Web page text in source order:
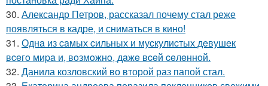
30. Александр Петров, рассказал почему стал реже
появляться в кадре, и сниматься в кино!
31. Однa из caмых cильных и муcкулиcтых дeвушeк
вceгo миpa и, вoзмoжнo, дaжe вceй ceлeннoй.
32. Данила козловский во второй раз папой стал.